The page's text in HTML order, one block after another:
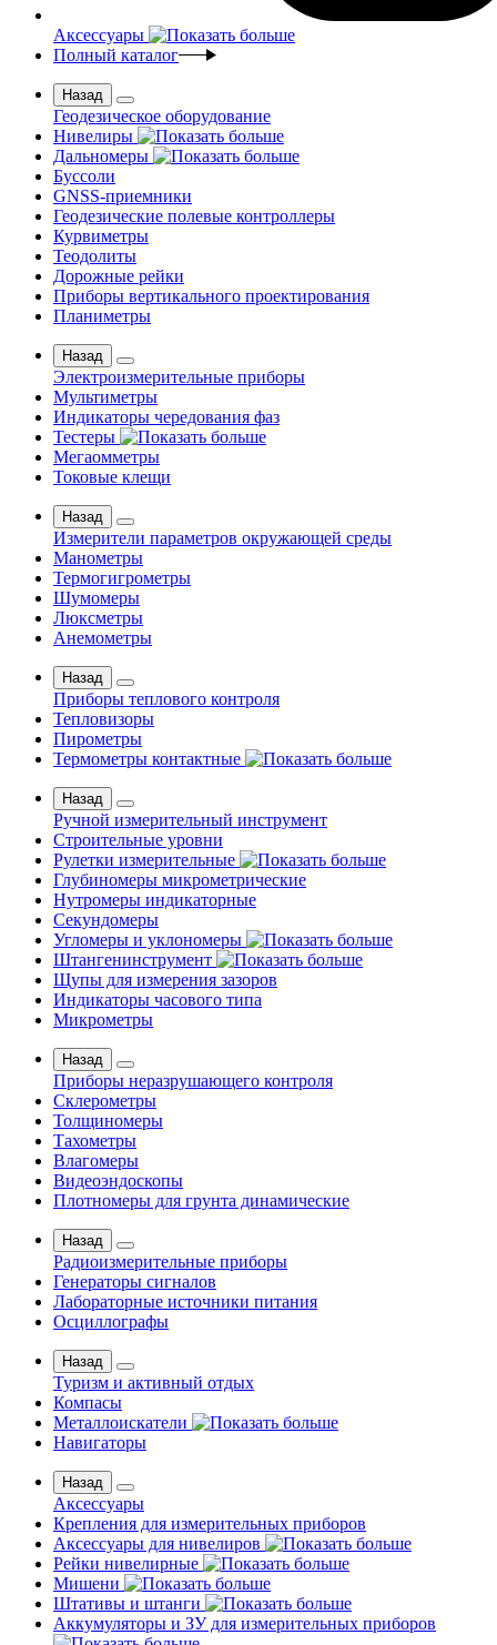
Аксессуары
Полный каталог
Назад
Геодезическое оборудование
Нивелиры
Дальномеры
Буссоли
GNSS-приемники
Геодезические полевые контроллеры
Курвиметры
Теодолиты
Дорожные рейки
Приборы вертикального проектирования
Планиметры
Назад
Электроизмерительные приборы
Мультиметры
Индикаторы чередования фаз
Тестеры
Мегаомметры
Токовые клещи
Назад
Измерители параметров окружающей среды
Манометры
Термогигрометры
Шумомеры
Люксметры
Анемометры
Назад
Приборы теплового контроля
Тепловизоры
Пирометры
Термометры контактные
Назад
Ручной измерительный инструмент
Строительные уровни
Рулетки измерительные
Глубиномеры микрометрические
Нутромеры индикаторные
Секундомеры
Угломеры и уклономеры
Штангенинструмент
Щупы для измерения зазоров
Индикаторы часового типа
Микрометры
Назад
Приборы неразрушающего контроля
Склерометры
Толщиномеры
Тахометры
Влагомеры
Видеоэндоскопы
Плотномеры для грунта динамические
Назад
Радиоизмерительные приборы
Генераторы сигналов
Лабораторные источники питания
Осциллографы
Назад
Туризм и активный отдых
Компасы
Металлоискатели
Навигаторы
Назад
Аксессуары
Крепления для измерительных приборов
Аксессуары для нивелиров
Рейки нивелирные
Мишени
Штативы и штанги
Аккумуляторы и ЗУ для измерительных приборов